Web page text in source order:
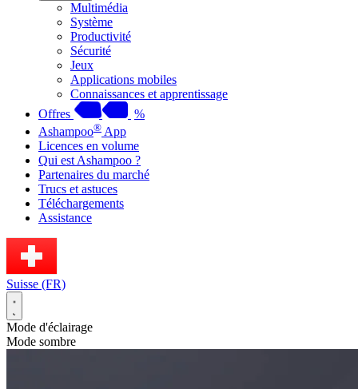
Multimédia
Système
Productivité
Sécurité
Jeux
Applications mobiles
Connaissances et apprentissage
Offres
%
Ashampoo® App
Licences en volume
Qui est Ashampoo ?
Partenaires du marché
Trucs et astuces
Téléchargements
Assistance
Suisse (FR)
Mode d'éclairage
Mode sombre